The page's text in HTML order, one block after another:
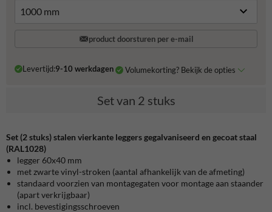
product doorsturen per e-mail
Levertijd:9-10 werkdagen Volumekorting? Bekijk de opties
Set van 2 stuks
Set (2 stuks) stalen vierkante leggers gegalvaniseerd en gecoat staal
(RAL1028)
legger 60x40 mm
met zwarte vinyl-stroken (aantal afhankelijk van de afmeting)
standaard voorzien van montagegaten voor montage aan staander
(apart verkrijgbaar)
incl. bevestigingsschroeven